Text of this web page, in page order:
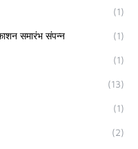
(1)
समारंभ संपन्न (1)
(1)
(13)
(1)
(2)